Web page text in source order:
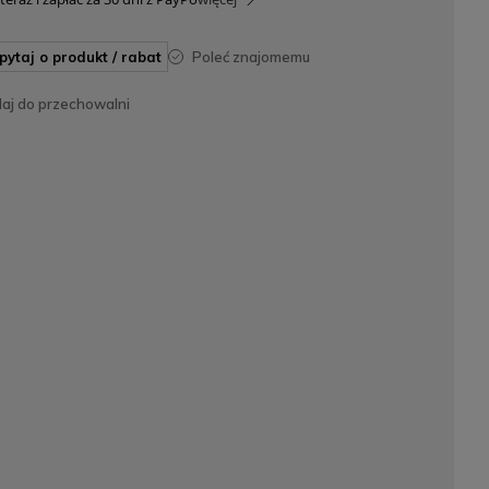
o produkt / rabat poleć znajomemu
do przechowalni